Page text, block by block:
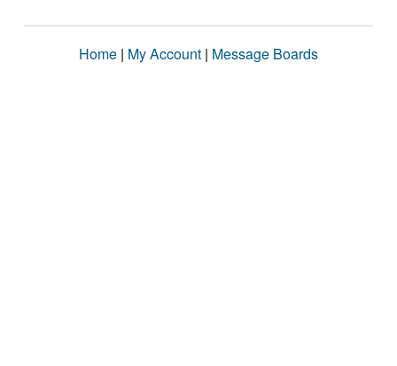
Home | My Account | Message Boards